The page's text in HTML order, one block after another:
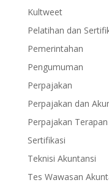
Kultweet
Pelatihan dan
Pemerintahan
Pengumuman
Perpajakan
Perpajakan dan
Perpajakan Terapan
Sertifikasi
Teknisi Akuntansi
Tes Wawasan